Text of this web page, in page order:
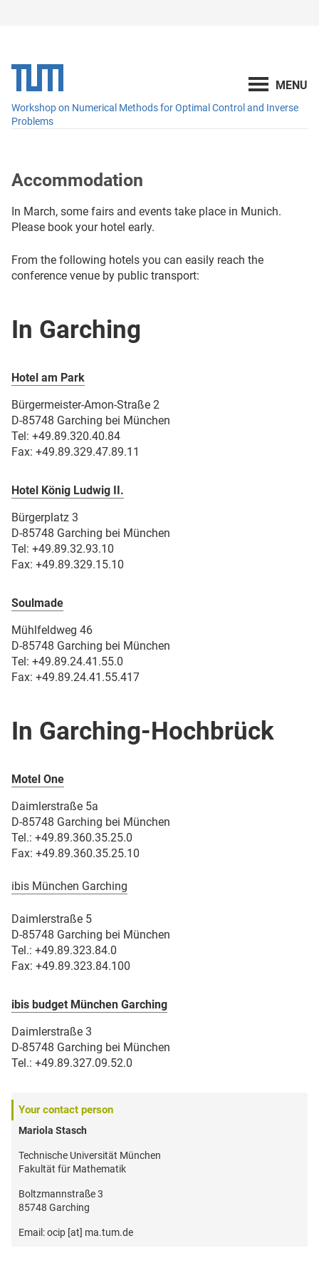
Workshop on Numerical Methods for Optimal Control and Inverse
Problems
Accommodation
In March, some fairs and events take place in Munich.
Please book your hotel early.
From the following hotels you can easily reach the
conference venue by public transport:
In Garching
Hotel am Park
Bürgermeister-Amon-Straße 2
D-85748 Garching bei München
Tel: +49.89.320.40.84
Fax: +49.89.329.47.89.11
Hotel König Ludwig II.
Bürgerplatz 3
D-85748 Garching bei München
Tel: +49.89.32.93.10
Fax: +49.89.329.15.10
Soulmade
Mühlfeldweg 46
D-85748 Garching bei München
Tel: +49.89.24.41.55.0
Fax: +49.89.24.41.55.417
In Garching-Hochbrück
Motel One
Daimlerstraße 5a
D-85748 Garching bei München
Tel.: +49.89.360.35.25.0
Fax: +49.89.360.35.25.10
ibis München Garching
Daimlerstraße 5
D-85748 Garching bei München
Tel.: +49.89.323.84.0
Fax: +49.89.323.84.100
ibis budget München Garching
Daimlerstraße 3
D-85748 Garching bei München
Tel.: +49.89.327.09.52.0
Your contact person
Mariola Stasch
Technische Universität München
Fakultät für Mathematik
Boltzmannstraße 3
85748 Garching
Email: ocip [at] ma.tum.de